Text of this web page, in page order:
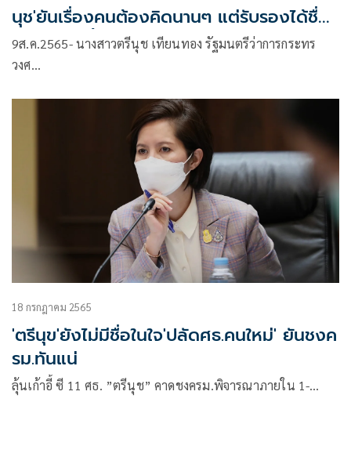
นุช'ยันเรื่องคนต้องคิดนานๆ แต่รับรองได้ชื่อ
ภายในส.ค.นี้
9ส.ค.2565- นางสาวตรีนุช เทียนทอง รัฐมนตรีว่าการกระทร
วงศ…
18 กรกฎาคม 2565
'ตรีนุข'ยังไม่มีชื่อในใจ'ปลัดศธ.คนใหม่' ยันชงค
รม.ทันแน่
ลุ้นเก้าอี้ ซี 11 ศธ. ”ตรีนุช” คาดชงครม.พิจารณาภายใน 1-…